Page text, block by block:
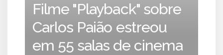
Filme "Playback" sobre
Carlos Paião estreou
em 55 salas de cinema